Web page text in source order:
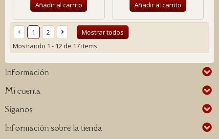
Añadir al carrito Añadir al carrito
Mostrar todos
1
2
Mostrando 1 - 12 de 17 items
Información
Mi cuenta
Síganos
Información sobre la tienda